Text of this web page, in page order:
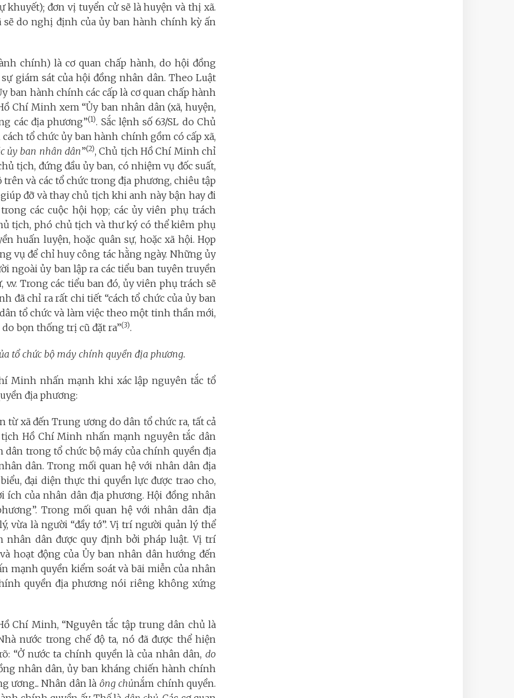
đơn vị tuyển cử sẽ là huyện và thị xã.
do nghị định của ủy ban hành chính kỳ ấn
chính) là cơ quan chấp hành, do hội đồng
giám sát của hội đồng nhân dân. Theo Luật
ban hành chính các cấp là cơ quan chấp hành
Chí Minh xem “Ủy ban nhân dân (xã, huyện,
các địa phương”(1). Sắc lệnh số 63/SL do Chủ
tổ chức ủy ban hành chính gồm có cấp xã,
ủy ban nhân dân”(2), Chủ tịch Hồ Chí Minh chỉ
tịch, đứng đầu ủy ban, có nhiệm vụ đốc suất,
trên và các tổ chức trong địa phương, chiêu tập
đỡ và thay chủ tịch khi anh này bận hay đi
các cuộc hội họp; các ủy viên phụ trách
tịch, phó chủ tịch và thư ký có thể kiêm phụ
huấn luyện, hoặc quân sự, hoặc xã hội. Họp
vụ để chỉ huy công tác hằng ngày. Những ủy
ngoài ủy ban lập ra các tiểu ban tuyên truyền
Trong các tiểu ban đó, ủy viên phụ trách sẽ
đã chỉ ra rất chi tiết “cách tổ chức của ủy ban
tổ chức và làm việc theo một tinh thần mới,
bọn thống trị cũ đặt ra”(3).
tổ chức bộ máy chính quyền địa phương.
Minh nhấn mạnh khi xác lập nguyên tắc tổ
địa phương:
từ xã đến Trung ương do dân tổ chức ra, tất cả
Hồ Chí Minh nhấn mạnh nguyên tắc dân
trong tổ chức bộ máy của chính quyền địa
dân. Trong mối quan hệ với nhân dân địa
đại diện thực thi quyền lực được trao cho,
ích của nhân dân địa phương. Hội đồng nhân
Trong mối quan hệ với nhân dân địa
vừa là người “đầy tớ”. Vị trí người quản lý thể
nhân dân được quy định bởi pháp luật. Vị trí
hoạt động của Ủy ban nhân dân hướng đến
mạnh quyền kiểm soát và bãi miễn của nhân
quyền địa phương nói riêng không xứng
Chí Minh, “Nguyên tắc tập trung dân chủ là
nước trong chế độ ta, nó đã được thể hiện
“Ở nước ta chính quyền là của nhân dân,do
nhân dân, ủy ban kháng chiến hành chính
ương... Nhân dân là ông chủnắm chính quyền.